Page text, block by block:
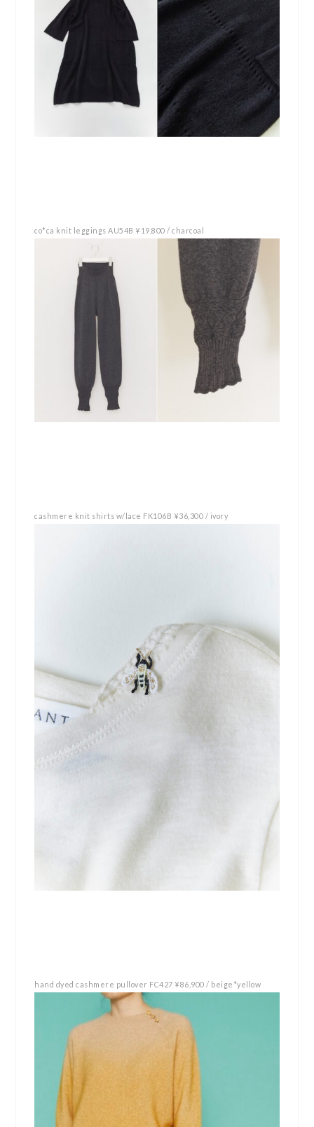
co*ca knit leggings AU54B ¥19,800 / charcoal
cashmere knit shirts w/lace FK106B ¥36,300 / ivory
hand dyed cashmere pullover FC427 ¥86,900 / beige*yellow